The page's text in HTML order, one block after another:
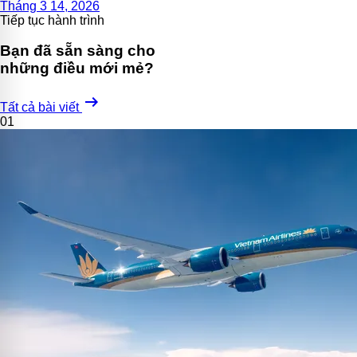
Tháng 3 14, 2026
Tiếp tục hành trình
Bạn đã sẵn sàng cho
những điều mới mẻ?
Tất cả bài viết arrow_right_alt
01